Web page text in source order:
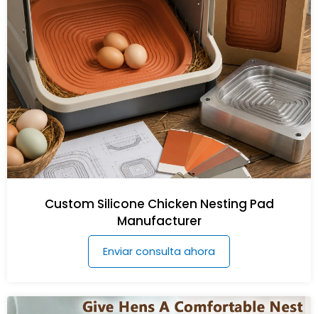
Custom Silicone Chicken Nesting Pad
Manufacturer
Enviar consulta ahora